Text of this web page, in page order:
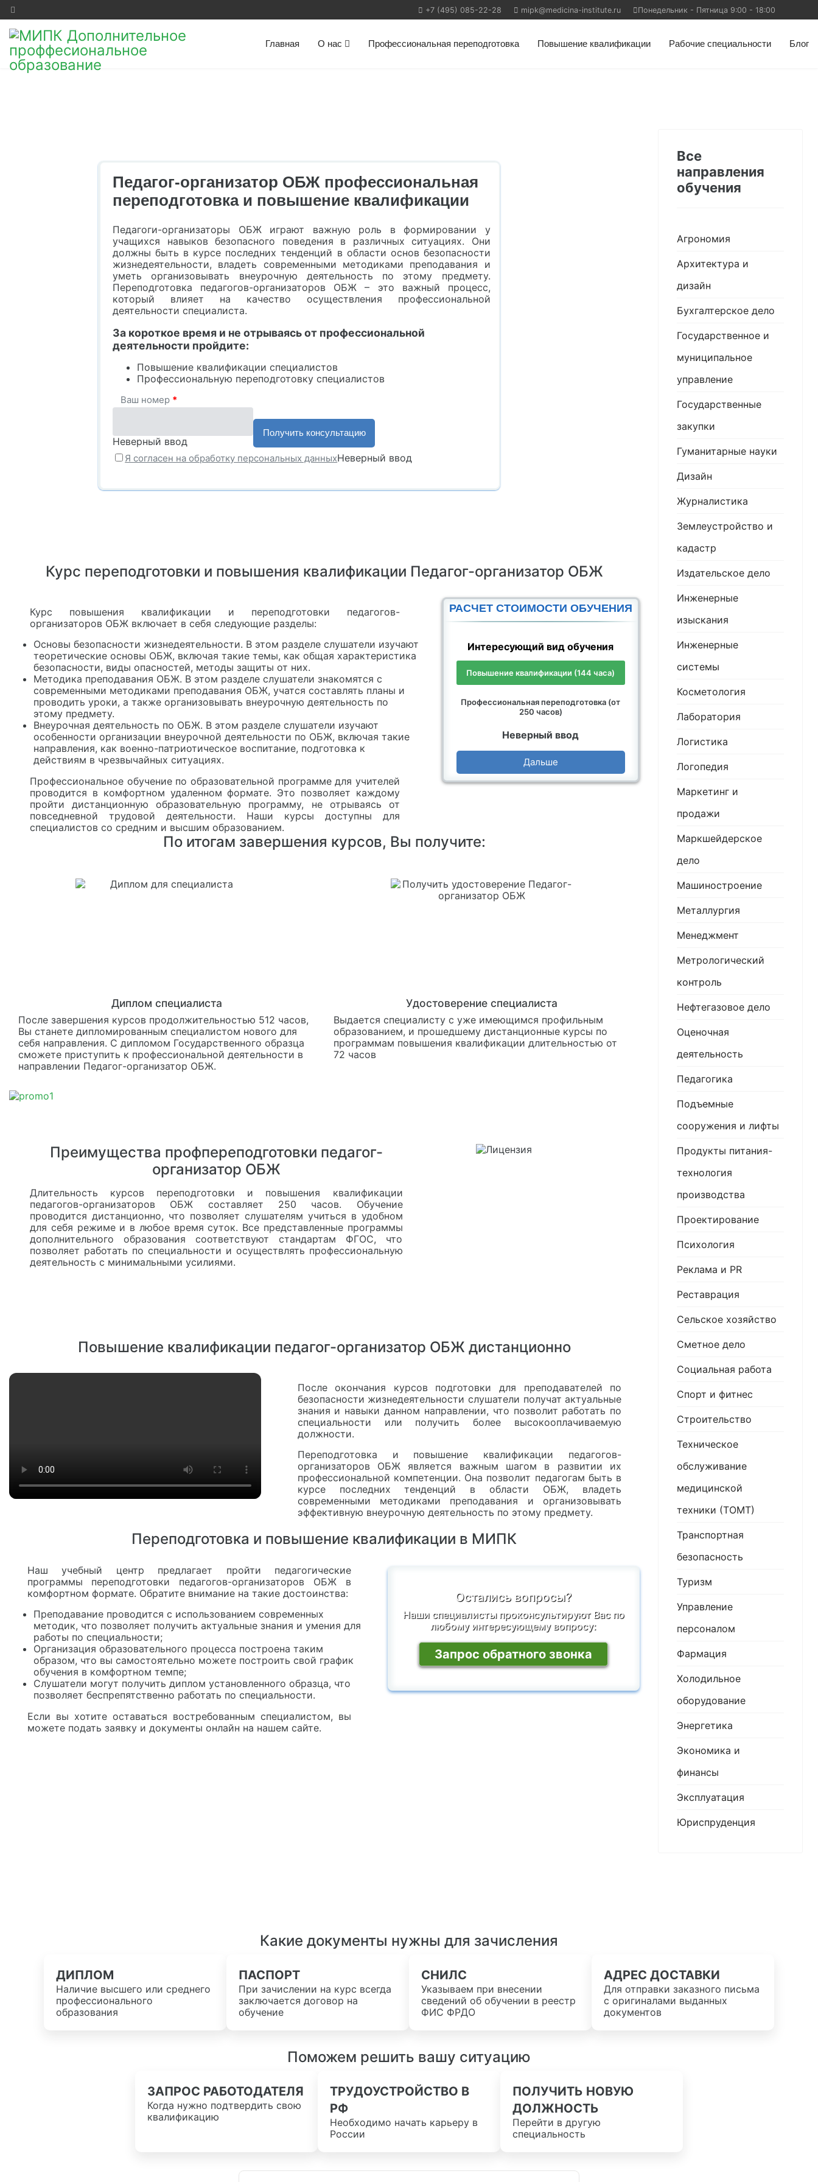
+7 (495) 085-22-28 mipk@medicina-institute.ru Понедельник - Пятница 9:00 - 18:00
Главная О нас Профессиональная переподготовка Повышение квалификации Рабочие специальности Блог
Педагог-организатор ОБЖ профессиональная
переподготовка и повышение квалификации
Педагоги-организаторы ОБЖ играют важную роль в формировании у
учащихся навыков безопасного поведения в различных ситуациях. Они
должны быть в курсе последних тенденций в области основ безопасности
жизнедеятельности, владеть современными методиками преподавания и
уметь организовывать внеурочную деятельность по этому предмету.
Переподготовка педагогов-организаторов ОБЖ – это важный процесс,
который влияет на качество осуществления профессиональной
деятельности специалиста.
За короткое время и не отрываясь от профессиональной
деятельности пройдите:
Повышение квалификации специалистов
Профессиональную переподготовку специалистов
Ваш номер *
Неверный ввод
Я согласен на обработку персональных данныхНеверный ввод
Курс переподготовки и повышения квалификации Педагог-организатор ОБЖ
Курс повышения квалификации и переподготовки педагогов-
организаторов ОБЖ включает в себя следующие разделы:
Основы безопасности жизнедеятельности. В этом разделе слушатели изучают
теоретические основы ОБЖ, включая такие темы, как общая характеристика
безопасности, виды опасностей, методы защиты от них.
Методика преподавания ОБЖ. В этом разделе слушатели знакомятся с
современными методиками преподавания ОБЖ, учатся составлять планы и
проводить уроки, а также организовывать внеурочную деятельность по
этому предмету.
Внеурочная деятельность по ОБЖ. В этом разделе слушатели изучают
особенности организации внеурочной деятельности по ОБЖ, включая такие
направления, как военно-патриотическое воспитание, подготовка к
действиям в чрезвычайных ситуациях.
Профессиональное обучение по образовательной программе для учителей
проводится в комфортном удаленном формате. Это позволяет каждому
пройти дистанционную образовательную программу, не отрываясь от
повседневной трудовой деятельности. Наши курсы доступны для
специалистов со средним и высшим образованием.
РАСЧЕТ СТОИМОСТИ ОБУЧЕНИЯ
Интересующий вид обучения
Повышение квалификации (144 часа)
Профессиональная переподготовка (от
250 часов)
Неверный ввод
Дальше
По итогам завершения курсов, Вы получите:
Диплом специалиста
После завершения курсов продолжительностью 512 часов,
Вы станете дипломированным специалистом нового для
себя направления. С дипломом Государственного образца
сможете приступить к профессиональной деятельности в
направлении Педагог-организатор ОБЖ.
Удостоверение специалиста
Выдается специалисту с уже имеющимся профильным
образованием, и прошедшему дистанционные курсы по
программам повышения квалификации длительностью от
72 часов
Преимущества профпереподготовки педагог-
организатор ОБЖ
Длительность курсов переподготовки и повышения квалификации
педагогов-организаторов ОБЖ составляет 250 часов. Обучение
проводится дистанционно, что позволяет слушателям учиться в удобном
для себя режиме и в любое время суток. Все представленные программы
дополнительного образования соответствуют стандартам ФГОС, что
позволяет работать по специальности и осуществлять профессиональную
деятельность с минимальными усилиями.
Повышение квалификации педагог-организатор ОБЖ дистанционно
После окончания курсов подготовки для преподавателей по
безопасности жизнедеятельности слушатели получат актуальные
знания и навыки данном направлении, что позволит работать по
специальности или получить более высокооплачиваемую
должности.
Переподготовка и повышение квалификации педагогов-
организаторов ОБЖ является важным шагом в развитии их
профессиональной компетенции. Она позволит педагогам быть в
курсе последних тенденций в области ОБЖ, владеть
современными методиками преподавания и организовывать
эффективную внеурочную деятельность по этому предмету.
Переподготовка и повышение квалификации в МИПК
Наш учебный центр предлагает пройти педагогические
программы переподготовки педагогов-организаторов ОБЖ в
комфортном формате. Обратите внимание на такие достоинства:
Преподавание проводится с использованием современных
методик, что позволяет получить актуальные знания и умения для
работы по специальности;
Организация образовательного процесса построена таким
образом, что вы самостоятельно можете построить свой график
обучения в комфортном темпе;
Слушатели могут получить диплом установленного образца, что
позволяет беспрепятственно работать по специальности.
Если вы хотите оставаться востребованным специалистом, вы
можете подать заявку и документы онлайн на нашем сайте.
Остались вопросы?
Наши специалисты проконсультируют Вас по
любому интересующему вопросу:
Запрос обратного звонка
Все
направления
обучения
Агрономия
Архитектура и
дизайн
Бухгалтерское дело
Государственное и
муниципальное
управление
Государственные
закупки
Гуманитарные науки
Дизайн
Журналистика
Землеустройство и
кадастр
Издательское дело
Инженерные
изыскания
Инженерные
системы
Косметология
Лаборатория
Логистика
Логопедия
Маркетинг и
продажи
Маркшейдерское
дело
Машиностроение
Металлургия
Менеджмент
Метрологический
контроль
Нефтегазовое дело
Оценочная
деятельность
Педагогика
Подъемные
сооружения и лифты
Продукты питания-
технология
производства
Проектирование
Психология
Реклама и PR
Реставрация
Сельское хозяйство
Сметное дело
Социальная работа
Спорт и фитнес
Строительство
Техническое
обслуживание
медицинской
техники (ТОМТ)
Транспортная
безопасность
Туризм
Управление
персоналом
Фармация
Холодильное
оборудование
Энергетика
Экономика и
финансы
Эксплуатация
Юриспруденция
Какие документы нужны для зачисления
ДИПЛОМ
Наличие высшего или среднего
профессионального
образования
ПАСПОРТ
При зачислении на курс всегда
заключается договор на
обучение
СНИЛС
Указываем при внесении
сведений об обучении в реестр
ФИС ФРДО
АДРЕС ДОСТАВКИ
Для отправки заказного письма
с оригиналами выданных
документов
Поможем решить вашу ситуацию
ЗАПРОС РАБОТОДАТЕЛЯ
Когда нужно подтвердить свою
квалификацию
ТРУДОУСТРОЙСТВО В
РФ
Необходимо начать карьеру в
России
ПОЛУЧИТЬ НОВУЮ
ДОЛЖНОСТЬ
Перейти в другую
специальность